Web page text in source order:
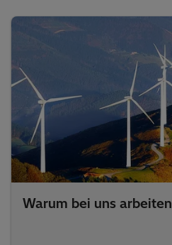
Warum bei uns arbeiten